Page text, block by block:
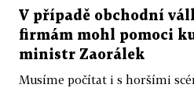
V případě obchodní
firmám mohl pomoci
ministr Zaorálek
Musíme počítat i s horšími